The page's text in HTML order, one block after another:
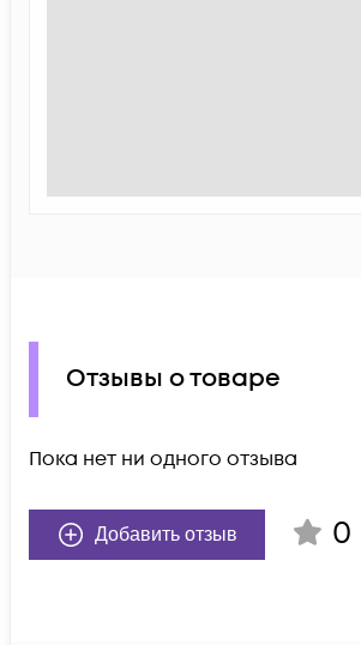
Отзывы о товаре
Пока нет ни одного отзыва
Добавить отзыв 0